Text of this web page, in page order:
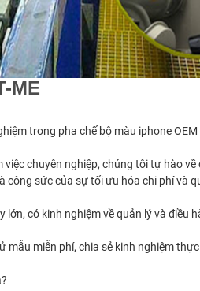
ME
trong pha chế bộ màu iphone
chuyên nghiệp, chúng tôi tự hào
công sức của sự tối ưu hóa chi phí và
có kinh nghiệm về quản lý và
mẫu miễn phí, chia sẻ kinh nghiệm